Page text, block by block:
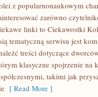
z popularnonaukowym
zarówno
linki to Ciekawostki
tematyczną serwisu jest
treści dotyczące
klasyczne spojrzenie na
takimi jak
[ Read More ]